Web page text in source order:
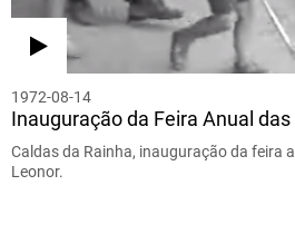
1972-08-14
Inauguração da Feira Anual
Caldas da Rainha, inauguração da feira
Leonor.